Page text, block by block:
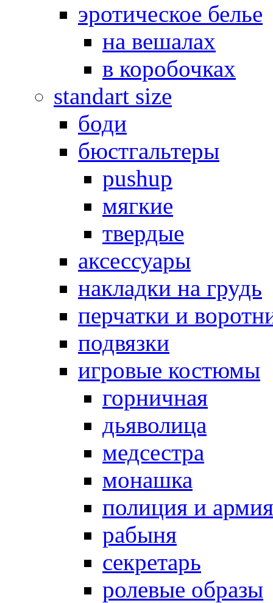
эротическое белье
на вешалах
в коробочках
standart size
боди
бюстгальтеры
pushup
мягкие
твердые
аксессуары
накладки на грудь
перчатки и
подвязки
игровые костюмы
горничная
дьяволица
медсестра
монашка
полиция и армия
рабыня
секретарь
ролевые образы